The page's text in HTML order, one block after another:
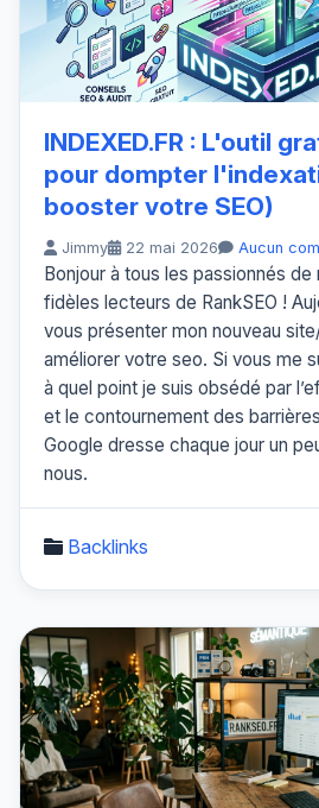
INDEXED.FR : L'outil
pour dompter
booster votre SEO)
Jimmy 22 mai 2026 Aucun
Bonjour à tous les passionnés
fidèles lecteurs de RankSEO !
vous présenter mon nouveau
améliorer votre seo. Si vous me
à quel point je suis obsédé par
et le contournement des
Google dresse chaque jour un
nous.
Backlinks